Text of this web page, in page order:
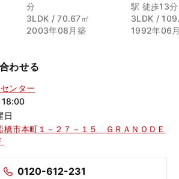
分
3LDK / 70.67㎡
2003年08月築
駅 徒歩13分
3LDK /
1992年06
わせる
ンター
日
橋市本町１－２７－１５ ＧＲＡＮＯＤＥ
0120-612-231